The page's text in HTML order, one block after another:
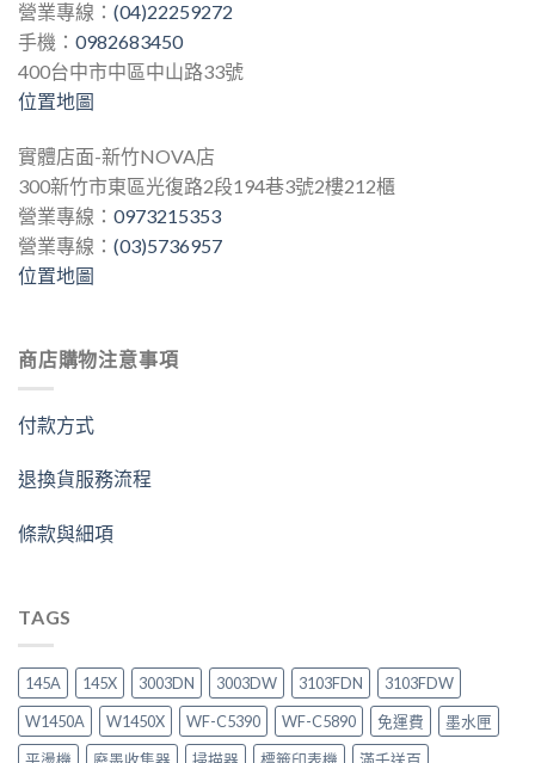
營業專線： (04)22259272
手機： 0982683450
400台中市中區中山路33號
位置地圖
實體店面-新竹NOVA店
300新竹市東區光復路2段194巷3號2樓212櫃
營業專線： 0973215353
營業專線： (03)5736957
位置地圖
商店購物注意事項
付款方式
退換貨服務流程
條款與細項
TAGS
145A 145X 3003DN 3003DW 3103FDN
3103FDW
W1450A
W1450X WF-C5390 WF-C5890 免運費
墨水匣